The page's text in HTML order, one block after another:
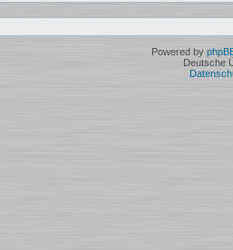
Powered by
Deutsche